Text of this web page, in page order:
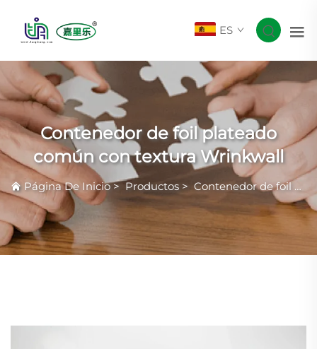
ES
Contenedor de foil plateado
común con textura Wrinkwall
Página De Inicio> Productos > Contenedor de foil plateado común con textura Wrinkwall